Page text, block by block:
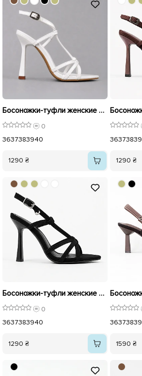
Босоножки-туфли женские острый носок кожа 595770 Белые
0
3637383940
1290 ₴
36373839
1290 ₴
Босоножки-туфли женские острый носок замш 595771 Черные
0
3637383940
1290 ₴
36373839
1590 ₴